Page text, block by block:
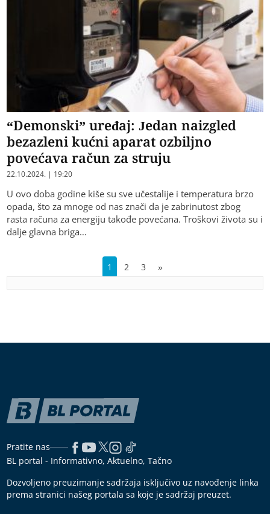
“Demonski” uređaj: Jedan naizgled
bezazleni kućni aparat ozbiljno
povećava račun za struju
22.10.2024. | 19:20
​U ovo doba godine kiše su sve učestalije i temperatura brzo
opada, što za mnoge od nas znači da je zabrinutost zbog
rasta računa za energiju takođe povećana. Troškovi života su i
dalje glavna briga…
1 2 3 »
Pratite nas
BL portal - Informativno, Aktuelno, Tačno
Dozvoljeno preuzimanje sadržaja isključivo uz navođenje linka
prema stranici našeg portala sa koje je sadržaj preuzet.